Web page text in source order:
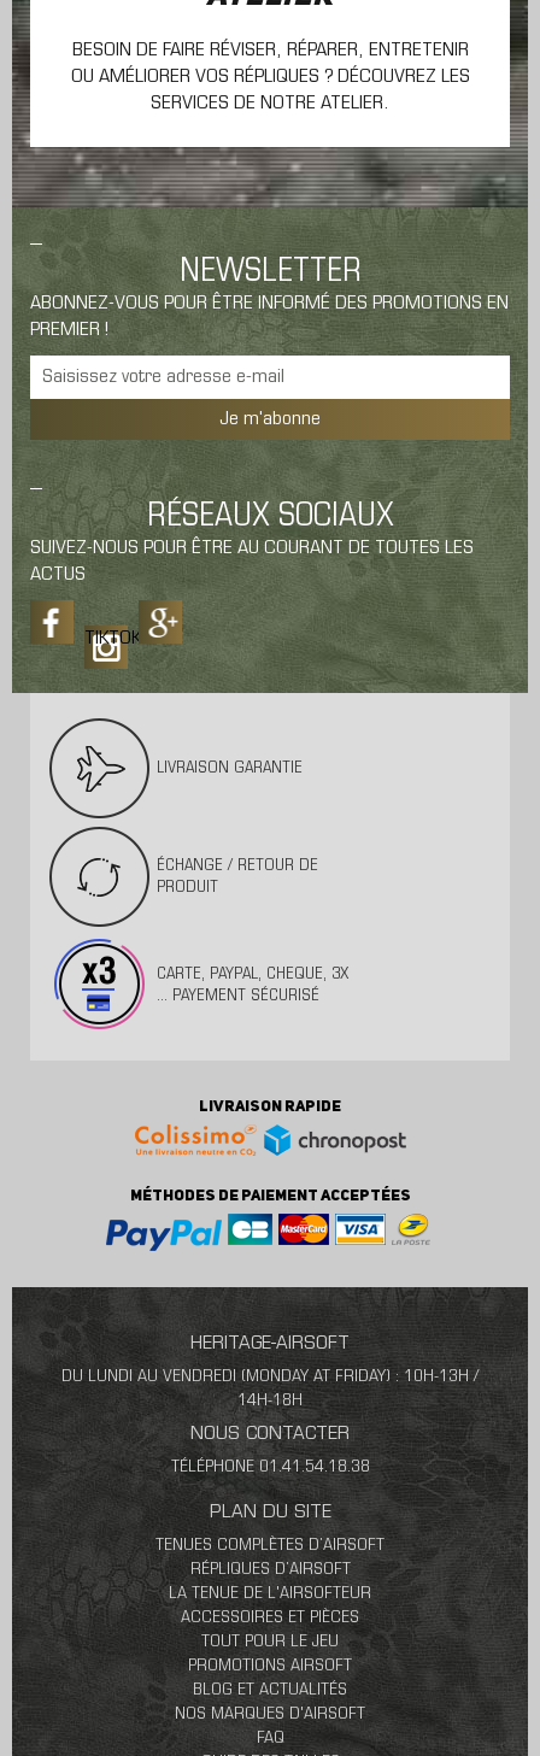
BESOIN DE FAIRE RÉVISER, RÉPARER, ENTRETENIR
OU AMÉLIORER VOS RÉPLIQUES ? DÉCOUVREZ LES
SERVICES DE NOTRE ATELIER.
NEWSLETTER
ABONNEZ-VOUS POUR ÊTRE INFORMÉ DES PROMOTIONS EN
PREMIER !
Je m'abonne
RÉSEAUX SOCIAUX
SUIVEZ-NOUS POUR ÊTRE AU COURANT DE TOUTES LES
ACTUS
TIKTOK
LIVRAISON GARANTIE
ÉCHANGE / RETOUR DE
PRODUIT
CARTE, PAYPAL, CHEQUE, 3X
... PAYEMENT SÉCURISÉ
LIVRAISON RAPIDE
MÉTHODES DE PAIEMENT ACCEPTÉES
HERITAGE-AIRSOFT
DU LUNDI AU VENDREDI (MONDAY AT FRIDAY) : 10H-13H /
14H-18H
NOUS CONTACTER
TÉLÉPHONE 01.41.54.18.38
PLAN DU SITE
TENUES COMPLÈTES D’AIRSOFT
RÉPLIQUES D’AIRSOFT
LA TENUE DE L'AIRSOFTEUR
ACCESSOIRES ET PIÈCES
TOUT POUR LE JEU
PROMOTIONS AIRSOFT
BLOG ET ACTUALITÉS
NOS MARQUES D'AIRSOFT
FAQ